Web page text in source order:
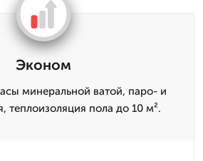
Эконом
минеральной ватой, паро- и
теплоизоляция пола до 10 м².